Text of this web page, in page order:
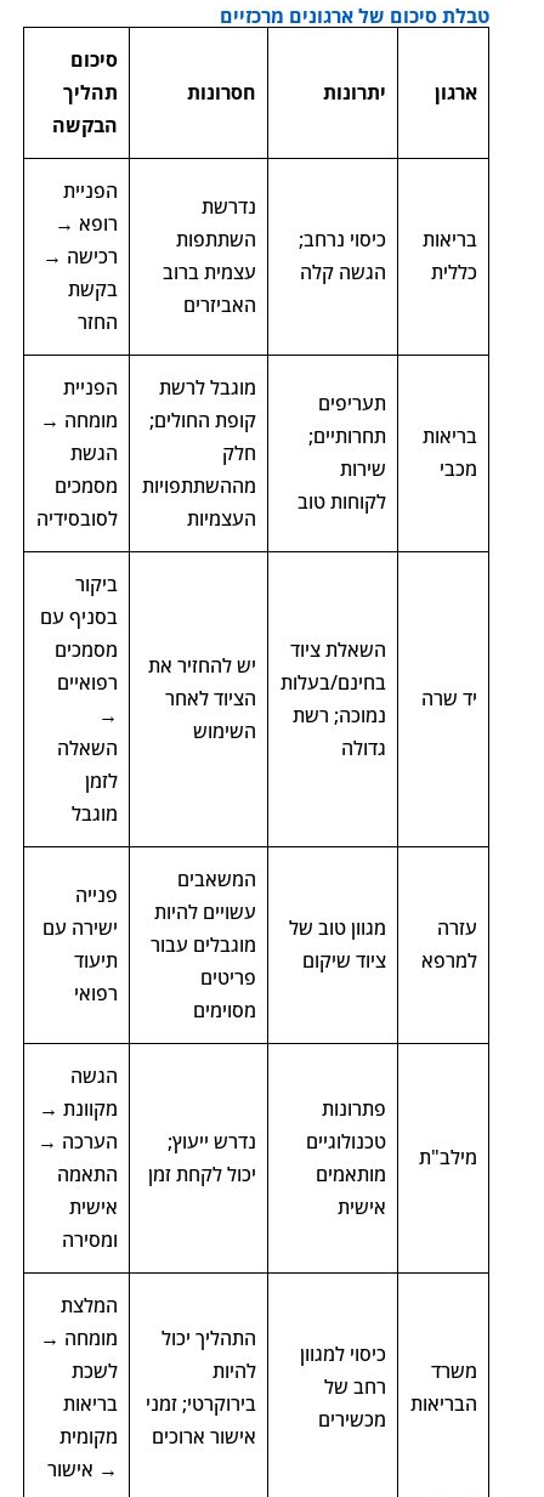
טבלת סיכום של ארגונים מרכזיים
ארגון יתרונות חסרונות
סיכום
תהליך
הבקשה
בריאות
כללית
כיסוי נרחב;
הגשה קלה
נדרשת
השתתפות
עצמית ברוב
האביזרים
הפניית
רופא →
רכישה →
בקשת
החזר
בריאות
מכבי
תעריפים
תחרותיים;
שירות
לקוחות טוב
מוגבל לרשת
קופת החולים;
חלק
מההשתתפויות
העצמיות
הפניית
מומחה →
הגשת
מסמכים
לסובסידיה
יד שרה
השאלת ציוד
בחינם/בעלות
נמוכה; רשת
גדולה
יש להחזיר את
הציוד לאחר
השימוש
ביקור
בסניף עם
מסמכים
רפואיים
→
השאלה
לזמן
מוגבל
עזרה
למרפא
מגוון טוב של
ציוד שיקום
המשאבים
עשויים להיות
מוגבלים עבור
פריטים
מסוימים
פנייה
ישירה עם
תיעוד
רפואי
מילב"ת
פתרונות
טכנולוגיים
מותאמים
אישית
נדרש ייעוץ;
יכול לקחת זמן
הגשה
מקוונת →
הערכה →
התאמה
אישית
ומסירה
משרד
הבריאות
כיסוי למגוון
רחב של
מכשירים
התהליך יכול
להיות
בירוקרטי; זמני
אישור ארוכים
המלצת
מומחה →
לשכת
בריאות
מקומית
→ אישור